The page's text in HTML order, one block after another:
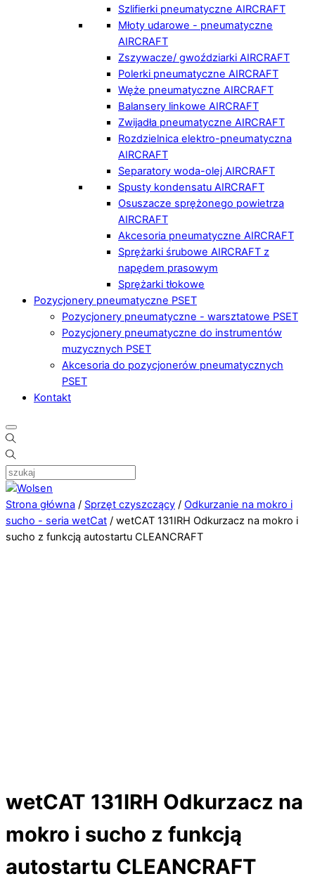
Szlifierki pneumatyczne AIRCRAFT
Młoty udarowe - pneumatyczne
AIRCRAFT
Zszywacze/ gwoździarki AIRCRAFT
Polerki pneumatyczne AIRCRAFT
Węże pneumatyczne AIRCRAFT
Balansery linkowe AIRCRAFT
Zwijadła pneumatyczne AIRCRAFT
Rozdzielnica elektro-pneumatyczna
AIRCRAFT
Separatory woda-olej AIRCRAFT
Spusty kondensatu AIRCRAFT
Osuszacze sprężonego powietrza
AIRCRAFT
Akcesoria pneumatyczne AIRCRAFT
Sprężarki śrubowe AIRCRAFT z
napędem prasowym
Sprężarki tłokowe
Pozycjonery pneumatyczne PSET
Pozycjonery pneumatyczne - warsztatowe PSET
Pozycjonery pneumatyczne do instrumentów
muzycznych PSET
Akcesoria do pozycjonerów pneumatycznych
PSET
Kontakt
Strona główna / Sprzęt czyszczący / Odkurzanie na mokro i
sucho - seria wetCat / wetCAT 131IRH Odkurzacz na mokro i
sucho z funkcją autostartu CLEANCRAFT
wetCAT 131IRH Odkurzacz na
mokro i sucho z funkcją
autostartu CLEANCRAFT